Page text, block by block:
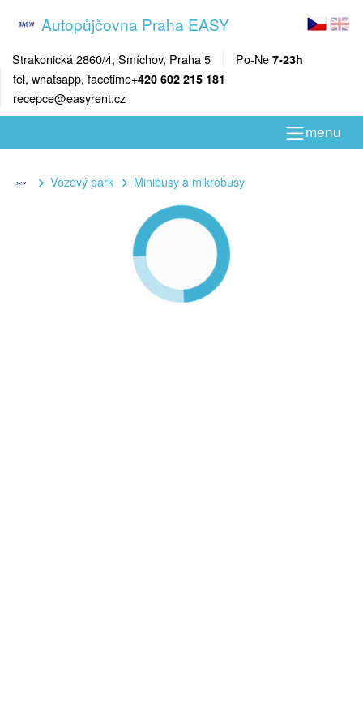
Autopůjčovna Praha EASY
Strakonická 2860/4, Smíchov, Praha 5 Po-Ne 7-23h
tel, whatsapp, facetime+420 602 215 181
recepce@easyrent.cz
menu
Vozový park Minibusy a mikrobusy